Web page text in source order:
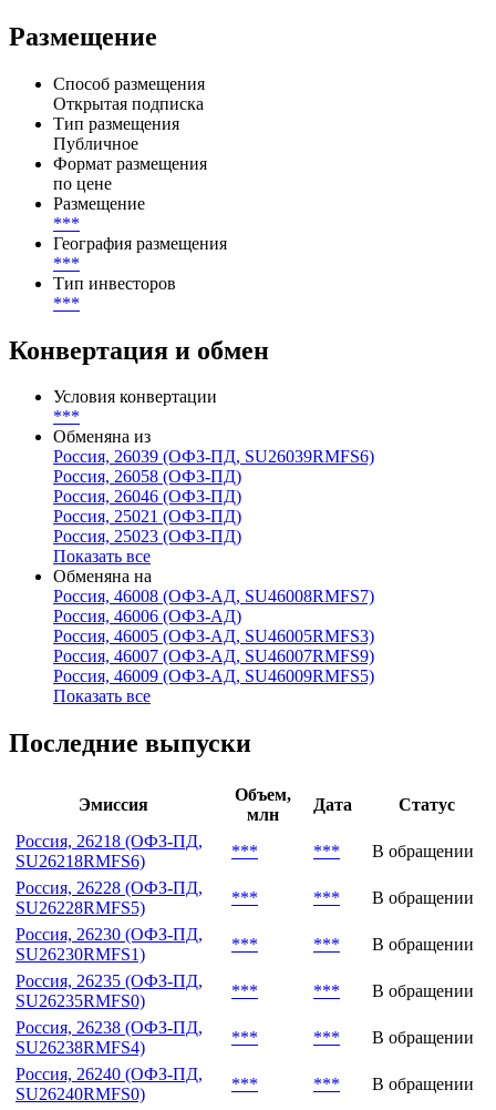
Размещение
Способ размещения
Открытая подписка
Тип размещения
Публичное
Формат размещения
по цене
Размещение
***
География размещения
***
Тип инвесторов
***
Конвертация и обмен
Условия конвертации
***
Обменяна из
Россия, 26039 (ОФЗ-ПД, SU26039RMFS6)
Россия, 26058 (ОФЗ-ПД)
Россия, 26046 (ОФЗ-ПД)
Россия, 25021 (ОФЗ-ПД)
Россия, 25023 (ОФЗ-ПД)
Показать все
Обменяна на
Россия, 46008 (ОФЗ-АД, SU46008RMFS7)
Россия, 46006 (ОФЗ-АД)
Россия, 46005 (ОФЗ-АД, SU46005RMFS3)
Россия, 46007 (ОФЗ-АД, SU46007RMFS9)
Россия, 46009 (ОФЗ-АД, SU46009RMFS5)
Показать все
Последние выпуски
Эмиссия
Объем,
млн
Дата
Статус
Россия, 26218 (ОФЗ-ПД,
SU26218RMFS6)
*** ***
В обращении
Россия, 26228 (ОФЗ-ПД,
SU26228RMFS5)
*** ***
В обращении
Россия, 26230 (ОФЗ-ПД,
SU26230RMFS1)
*** ***
В обращении
Россия, 26235 (ОФЗ-ПД,
SU26235RMFS0)
*** ***
В обращении
Россия, 26238 (ОФЗ-ПД,
SU26238RMFS4)
*** ***
В обращении
Россия, 26240 (ОФЗ-ПД,
SU26240RMFS0)
*** ***
В обращении